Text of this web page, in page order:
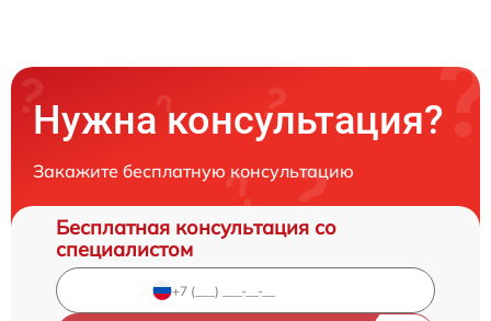
Нужна консультация?
Закажите бесплатную консультацию
Бесплатная консультация со
специалистом